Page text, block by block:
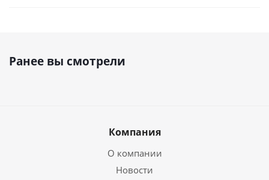
Ранее вы смотрели
Компания
О компании
Новости